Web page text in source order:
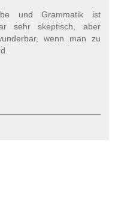
und Grammatik ist
sehr skeptisch, aber
wenn man zu